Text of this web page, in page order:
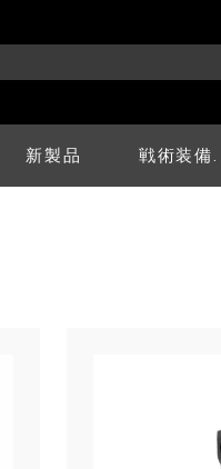
新製品 戦術装備.